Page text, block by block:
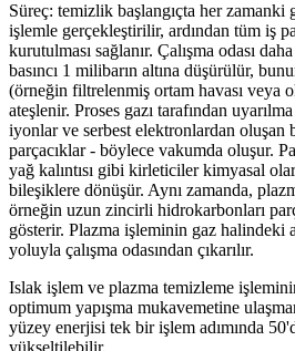
Süreç: temizlik başlangıçta her zamanki
işlemle gerçekleştirilir, ardından tüm iş
kurutulması sağlanır. Çalışma odası
basıncı 1 milibarın altına düşürülür,
(örneğin filtrelenmiş ortam havası veya
ateşlenir. Proses gazı tarafından
iyonlar ve serbest elektronlardan oluşan
parçacıklar - böylece vakumda oluşur.
yağ kalıntısı gibi kirleticiler kimyasal
bileşiklere dönüşür. Aynı zamanda,
örneğin uzun zincirli hidrokarbonları
gösterir. Plazma işleminin gaz halindeki
yoluyla çalışma odasından çıkarılır.
Islak işlem ve plazma temizleme
optimum yapışma mukavemetine
yüzey enerjisi tek bir işlem adımında